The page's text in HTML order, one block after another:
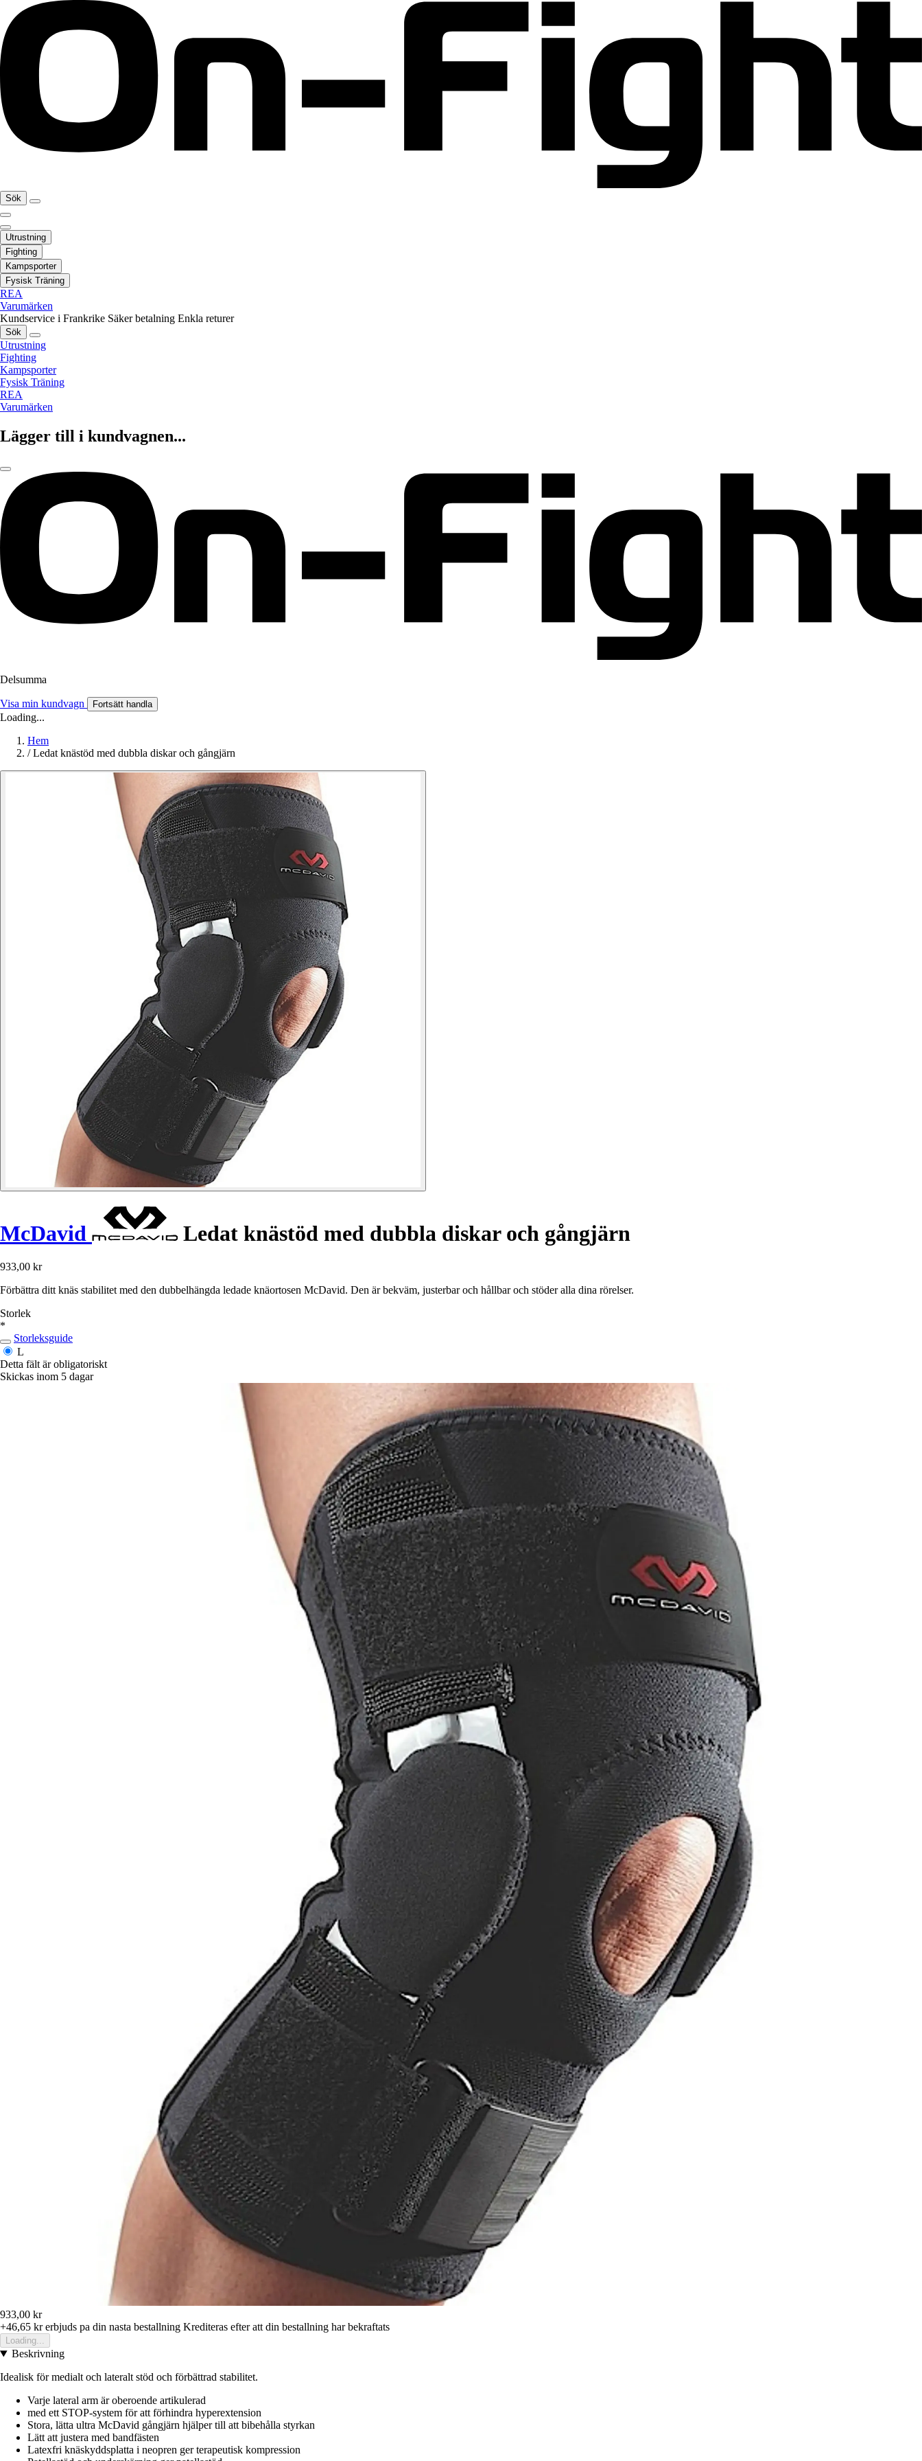
Sök
Utrustning
Fighting
Kampsporter
Fysisk Träning
REA
Varumärken
Kundservice i Frankrike Säker betalning Enkla returer
Sök
Utrustning
Fighting
Kampsporter
Fysisk Träning
REA
Varumärken
Lägger till i kundvagnen...
Delsumma
Visa min kundvagn Fortsätt handla
Loading...
Hem
/ Ledat knästöd med dubbla diskar och gångjärn
McDavid Ledat knästöd med dubbla diskar och gångjärn
933,00 kr
Förbättra ditt knäs stabilitet med den dubbelhängda ledade knäortosen McDavid. Den är bekväm, justerbar och hållbar och stöder alla dina rörelser.
Storlek
*
Storleksguide
L
Detta fält är obligatoriskt
Skickas inom 5 dagar
933,00 kr
+46,65 krerbjuds pa din nasta bestallning Krediteras efter att din bestallning har bekraftats
Loading...
Beskrivning
Idealisk för medialt och lateralt stöd och förbättrad stabilitet.
Varje lateral arm är oberoende artikulerad
med ett STOP-system för att förhindra hyperextension
Stora, lätta ultra McDavid gångjärn hjälper till att bibehålla styrkan
Lätt att justera med bandfästen
Latexfri knäskyddsplatta i neopren ger terapeutisk kompression